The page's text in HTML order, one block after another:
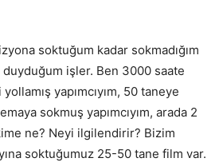
soktuğum kadar sokmadığım
işler. Ben 3000 saate
yapımcıyım, 50 taneye
sokmuş yapımcıyım, arada 2
ne? Neyi ilgilendirir? Bizim
soktuğumuz 25-50 tane film var.